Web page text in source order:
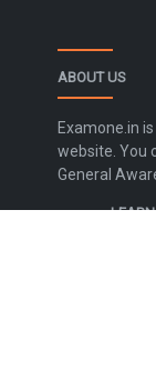
ABOUT US
Examone.in
website. You
General